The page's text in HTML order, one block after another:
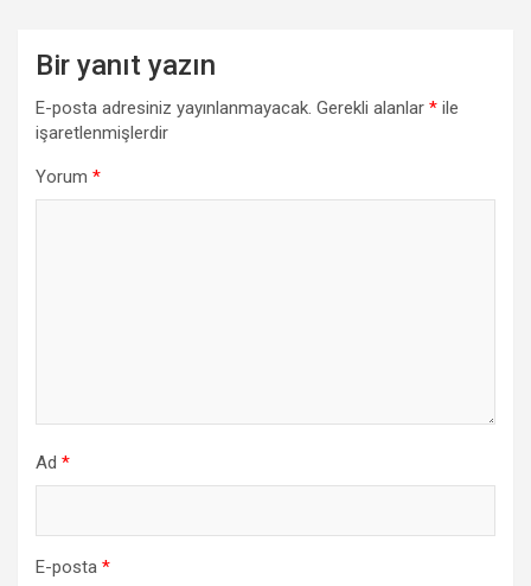
Bir yanıt yazın
E-posta adresiniz yayınlanmayacak. Gerekli alanlar * ile
işaretlenmişlerdir
Yorum *
Ad *
E-posta *